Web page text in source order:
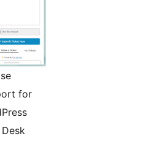
for